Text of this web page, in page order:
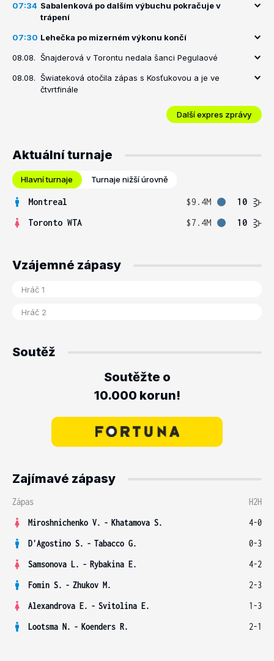
07:34 Sabalenková po dalším výbuchu pokračuje v
trápení
07:30 Lehečka po mizerném výkonu končí
08.08. Šnajderová v Torontu nedala šanci Pegulaové
08.08. Šwiateková otočila zápas s Kosťukovou a je ve
čtvrtfinále
Další expres zprávy
Aktuální turnaje
Hlavní turnaje Turnaje nižší úrovně
Montreal $9.4M
10
Toronto WTA
$7.4M 10
Vzájemné zápasy
Soutěž
Soutěžte o
10.000 korun!
Zajímavé zápasy
Zápas
H2H
Miroshnichenko V. - Khatamova S.
4-0
D'Agostino S. - Tabacco G.
0-3
Samsonova L. - Rybakina E.
4-2
Fomin S. - Zhukov M.
2-3
Alexandrova E. - Svitolina E.
1-3
Lootsma N. - Koenders R. 2-1